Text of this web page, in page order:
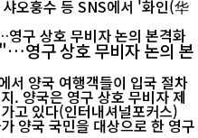
오훙수 등 SNS에서 '화인(华
영구 상호 무비자 논의 본
서 양국 여행객들이 입국 절차
. 양국은 영구 상호 무비자 제
고 있다(인터내셔널포커스)
양국 국민을 대상으로 한 영구